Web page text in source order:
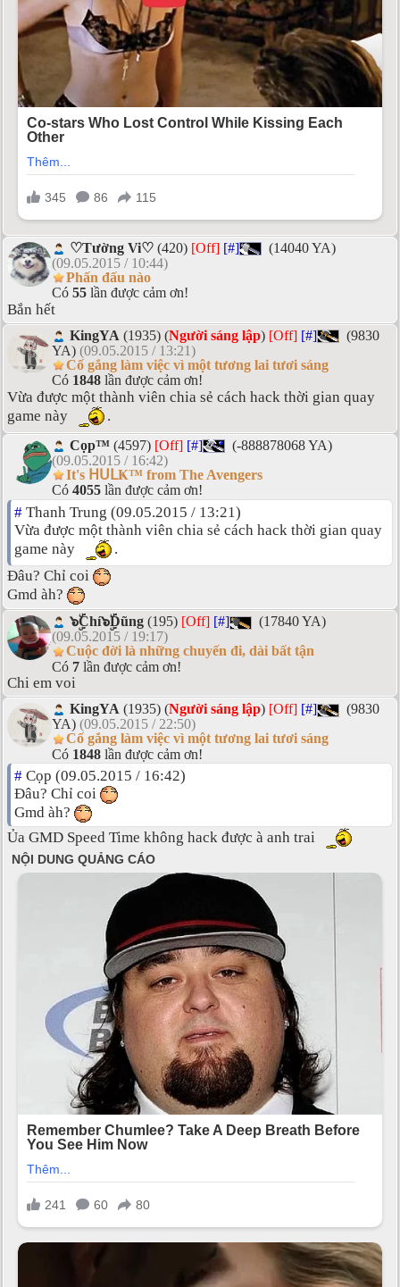
♡Tường Vi♡ (420) [Off] [#]
(14040 YA)
(09.05.2015 / 10:44)
Phấn đấu nào
Có 55 lần được cảm ơn!
Bắn hết
KingYA (1935) (Người sáng lập) [Off] [#]
(9830
YA) (09.05.2015 / 13:21)
Cố gắng làm việc vì một tương lai tươi sáng
Có 1848 lần được cảm ơn!
Vừa được một thành viên chia sẻ cách hack thời gian quay
game này
.
Cọp™ (4597) [Off] [#]
(-888878068 YA)
(09.05.2015 / 16:42)
It's ᕼᑌᒪҜ™ from The Avengers
Có 4055 lần được cảm ơn!
# Thanh Trung (09.05.2015 / 13:21)
Vừa được một thành viên chia sẻ cách hack thời gian quay
game này
.
Đâu? Chỉ coi
Gmd àh?
๖ۣۜChí๖ۣۜDũng (195) [Off] [#]
(17840 YA)
(09.05.2015 / 19:17)
Cuộc đời là những chuyến đi, dài bất tận
Có 7 lần được cảm ơn!
Chi em voi
KingYA (1935) (Người sáng lập) [Off] [#]
(9830
YA) (09.05.2015 / 22:50)
Cố gắng làm việc vì một tương lai tươi sáng
Có 1848 lần được cảm ơn!
# Cọp (09.05.2015 / 16:42)
Đâu? Chỉ coi
Gmd àh?
Ủa GMD Speed Time không hack được à anh trai